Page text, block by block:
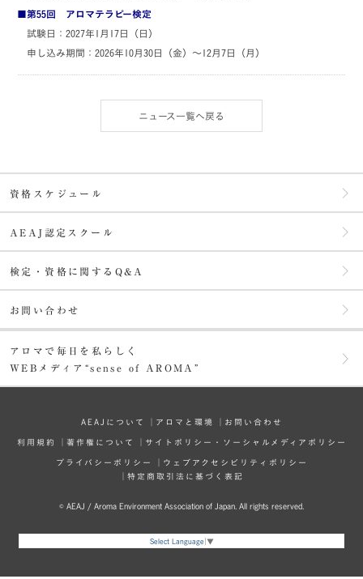
■第55回 アロマテラピー検定
試験日：2027年1月17日（日）
申し込み期間：2026年10月30日（金）～12月7日（月）
ニュース一覧へ戻る
資格スケジュール
AEAJ認定スクール
検定・資格に関するQ&A
お問い合わせ
アロマで毎日を私らしく
WEBメディア“sense of AROMA”
AEAJについて アロマと環境 お問い合わせ
利⽤規約 著作権について サイトポリシー・ソーシャルメディアポリシー
プライバシーポリシー
ウェブアクセシビリティポリシー
特定商取引法に基づく表記
© AEAJ / Aroma Environment Association of Japan. All rights reserved.
Select Language ▼